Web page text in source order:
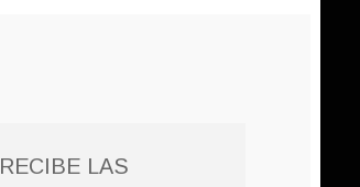
RECIBE LAS